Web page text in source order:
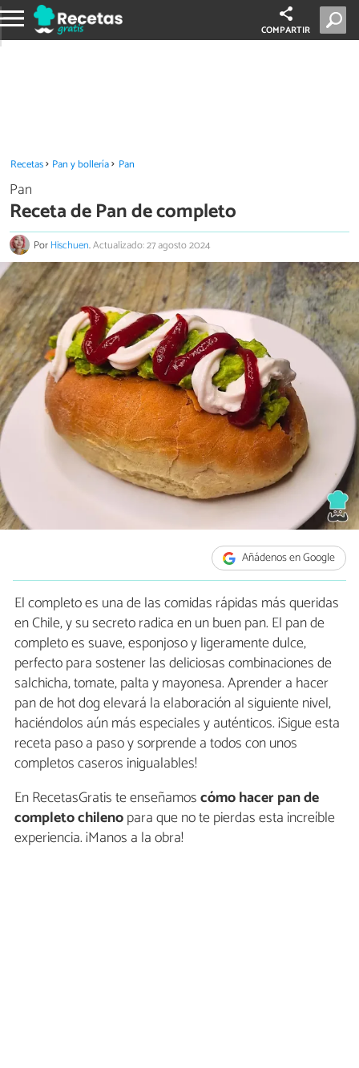
COMPARTIR
Recetas Pan y bollería Pan
Pan
Receta de Pan de completo
PorHischuen.Actualizado: 27 agosto 2024
Añádenos en Google
El completo es una de las comidas rápidas más queridas
en Chile, y su secreto radica en un buen pan. El pan de
completo es suave, esponjoso y ligeramente dulce,
perfecto para sostener las deliciosas combinaciones de
salchicha, tomate, palta y mayonesa. Aprender a hacer
pan de hot dog elevará la elaboración al siguiente nivel,
haciéndolos aún más especiales y auténticos. ¡Sigue esta
receta paso a paso y sorprende a todos con unos
completos caseros inigualables!
En RecetasGratis te enseñamoscómo hacer pan de
completo chilenopara que no te pierdas esta increíble
experiencia. ¡Manos a la obra!